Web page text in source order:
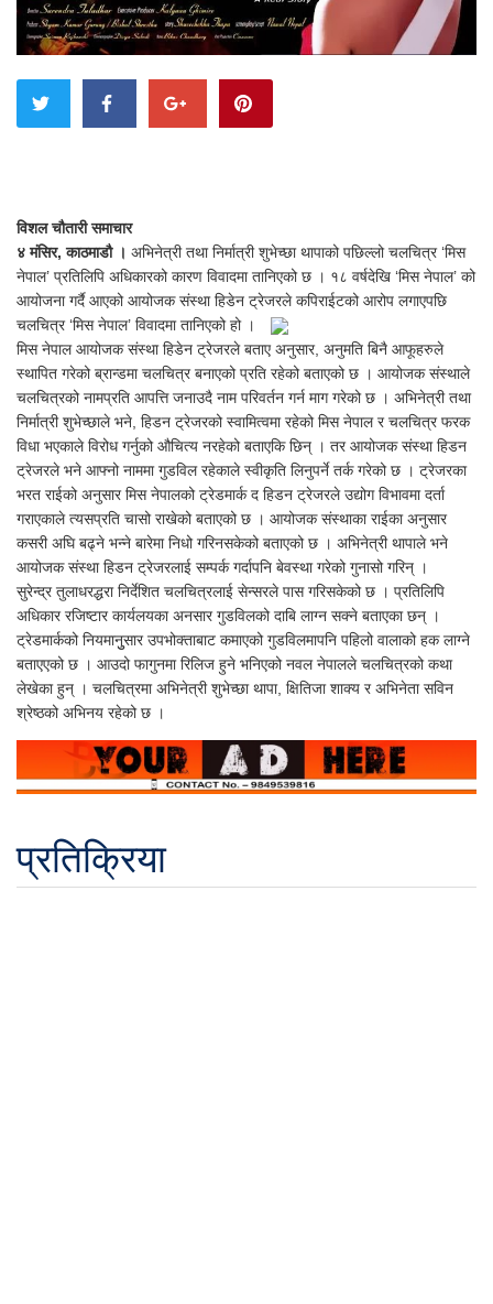
विशल चौतारी समाचार
४ मंसिर, काठमाडौ । अभिनेत्री तथा निर्मात्री शुभेच्छा थापाको पछिल्लो चलचित्र ‘मिस
नेपाल’ प्रतिलिपि अधिकारको कारण विवादमा तानिएको छ । १८ वर्षदेखि ‘मिस नेपाल’ को
आयोजना गर्दै आएको आयोजक संस्था हिडेन ट्रेजरले कपिराईटको आरोप लगाएपछि
चलचित्र ‘मिस नेपाल’ विवादमा तानिएको हो ।
मिस नेपाल आयोजक संस्था हिडेन ट्रेजरले बताए अनुसार, अनुमति बिनै आफूहरुले
स्थापित गरेको ब्रान्डमा चलचित्र बनाएको प्रति रहेको बताएको छ । आयोजक संस्थाले
चलचित्रको नामप्रति आपत्ति जनाउदै नाम परिवर्तन गर्न माग गरेको छ । अभिनेत्री तथा
निर्मात्री शुभेच्छाले भने, हिडन ट्रेजरको स्वामित्वमा रहेको मिस नेपाल र चलचित्र फरक
विधा भएकाले विरोध गर्नुको औचित्य नरहेको बताएकि छिन् । तर आयोजक संस्था हिडन
ट्रेजरले भने आफ्नो नाममा गुडविल रहेकाले स्वीकृति लिनुपर्ने तर्क गरेको छ । ट्रेजरका
भरत राईको अनुसार मिस नेपालको ट्रेडमार्क द हिडन ट्रेजरले उद्योग विभावमा दर्ता
गराएकाले त्यसप्रति चासो राखेको बताएको छ । आयोजक संस्थाका राईका अनुसार
कसरी अघि बढ्ने भन्ने बारेमा निधो गरिनसकेको बताएको छ । अभिनेत्री थापाले भने
आयोजक संस्था हिडन ट्रेजरलाई सम्पर्क गर्दापनि बेवस्था गरेको गुनासो गरिन् ।
सुरेन्द्र तुलाधरद्धरा निर्देशित चलचित्रलाई सेन्सरले पास गरिसकेको छ । प्रतिलिपि
अधिकार रजिष्टार कार्यलयका अनसार गुडविलको दाबि लाग्न सक्ने बताएका छन् ।
ट्रेडमार्कको नियमानुुसार उपभोक्ताबाट कमाएको गुडविलमापनि पहिलो वालाको हक लाग्ने
बताएएको छ । आउदो फागुनमा रिलिज हुने भनिएको नवल नेपालले चलचित्रको कथा
लेखेका हुन् । चलचित्रमा अभिनेत्री शुभेच्छा थापा, क्षितिजा शाक्य र अभिनेता सविन
श्रेष्ठको अभिनय रहेको छ ।
प्रतिक्रिया